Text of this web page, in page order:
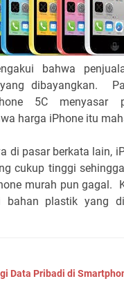
bahwa
dibayangkan.
5C menyasar
harga iPhone itu
di pasar berkata lain,
cukup tinggi
murah pun gagal.
plastik yang
Data Pribadi di